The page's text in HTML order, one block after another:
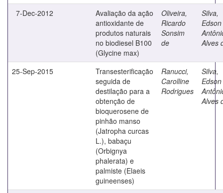
7-Dec-2012
Avaliação da ação
antioxidante de
produtos naturais
no biodiesel B100
(Glycine max)
Oliveira,
Ricardo
Sonsim
de
Silva,
Edson
Alves
25-Sep-2015
Transesterificação
seguida de
destilação para a
obtenção de
bioquerosene de
pinhão manso
(Jatropha curcas
L.), babaçu
(Orbignya
phalerata) e
palmiste (Elaeis
guineenses)
Ranucci,
Carolline
Rodrigues
Silva,
Edson
Alves